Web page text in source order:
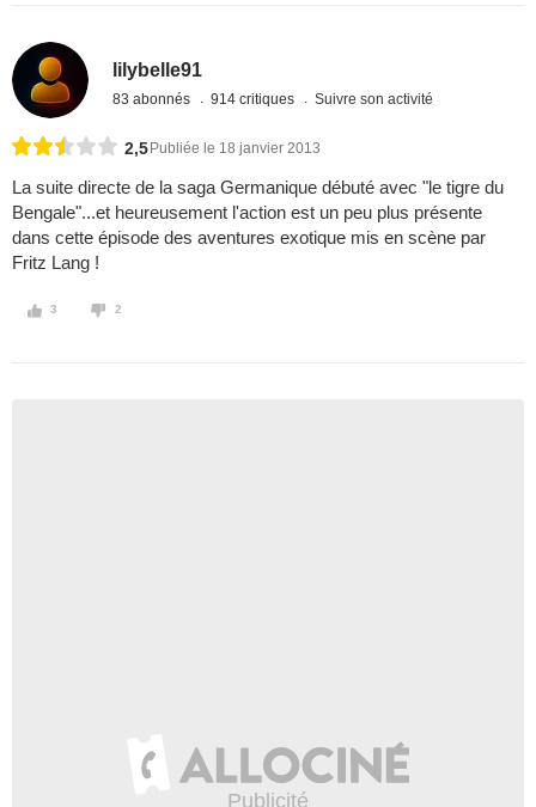
lilybelle91
83 abonnés 914 critiques Suivre son activité
2,5 Publiée le 18 janvier 2013
La suite directe de la saga Germanique débuté avec "le tigre du
Bengale"...et heureusement l'action est un peu plus présente
dans cette épisode des aventures exotique mis en scène par
Fritz Lang !
3 2